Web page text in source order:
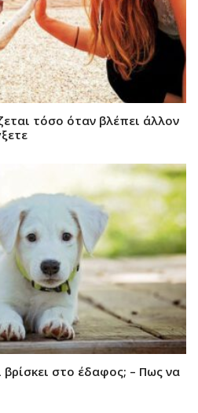
τόσο όταν βλέπει άλλον
βρίσκει στο έδαφος; – Πως να